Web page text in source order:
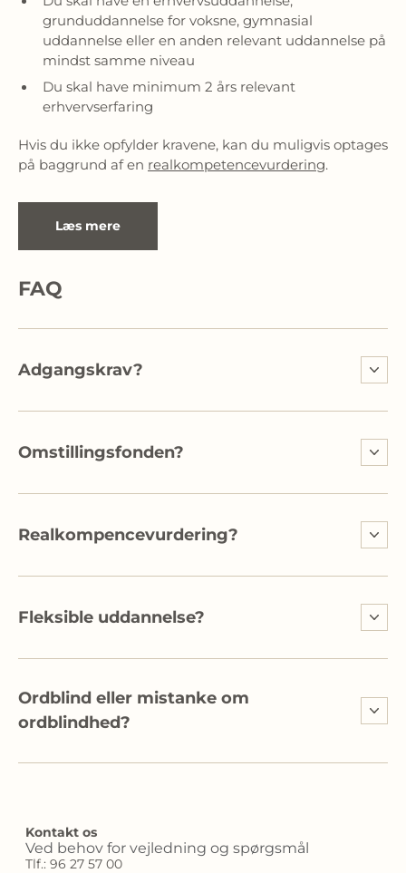
grunduddannelse for voksne, gymnasial
uddannelse eller en anden relevant uddannelse på
mindst samme niveau
Du skal have minimum 2 års relevant
erhvervserfaring
Hvis du ikke opfylder kravene, kan du muligvis optages
på baggrund af en realkompetencevurdering.
Læs mere
FAQ
Adgangskrav?
Omstillingsfonden?
Realkompencevurdering?
Fleksible uddannelse?
Ordblind eller mistanke om
ordblindhed?
Kontakt os
Ved behov for vejledning og spørgsmål
Tlf.: 96 27 57 00